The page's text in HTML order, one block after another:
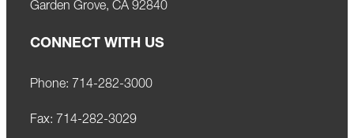
Garden Grove, CA 92840
CONNECT WITH US
Phone: 714-282-3000
Fax: 714-282-3029